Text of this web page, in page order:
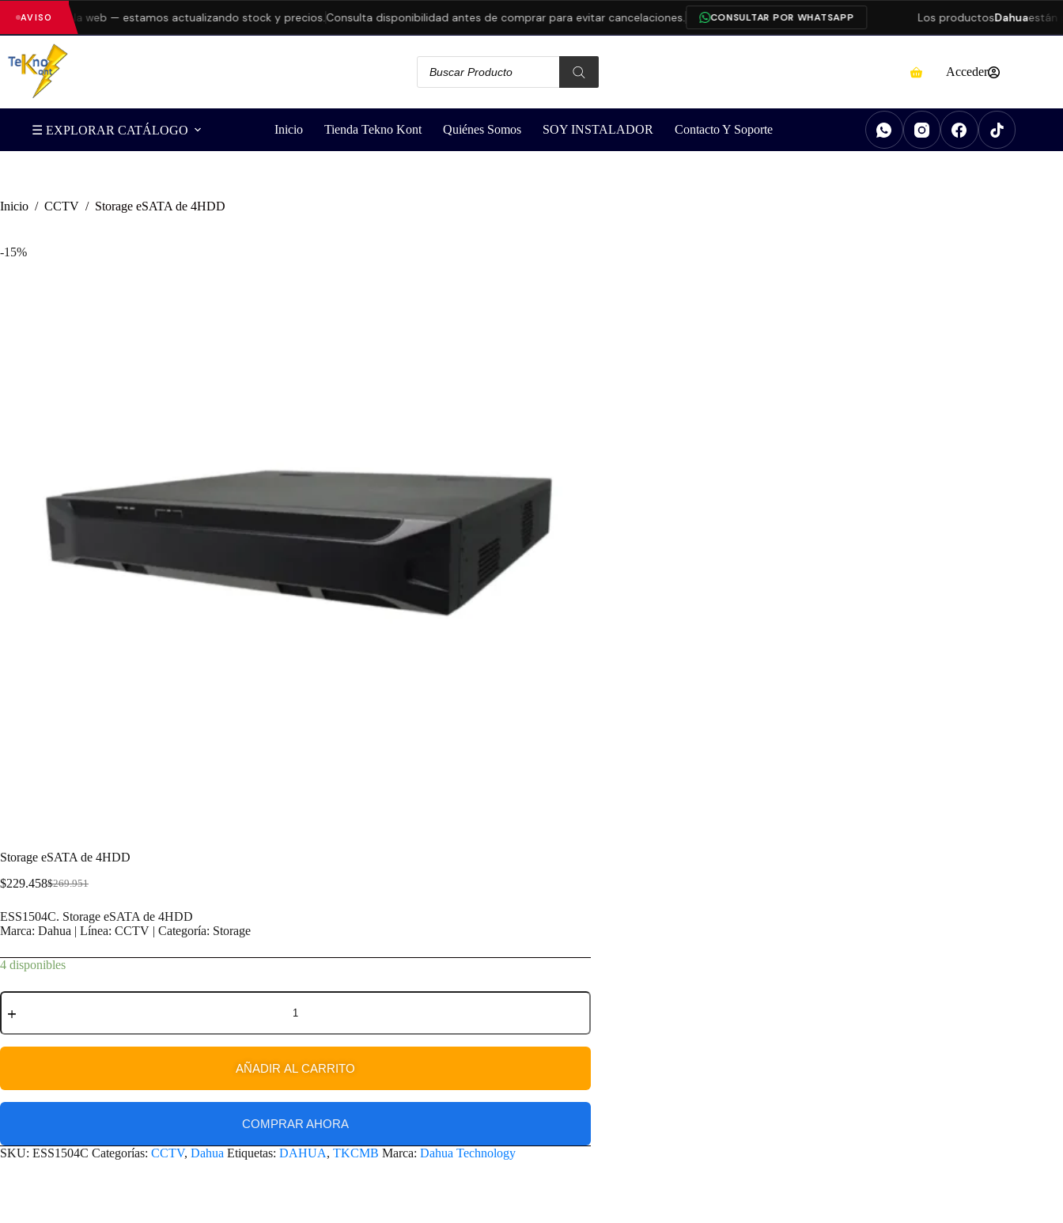
AVISOen la web — estamos actualizando stock y precios.Consulta disponibilidad antes de comprar para evitar cancelaciones. CONSULTAR POR WHATSAPP Los productosDahuaestán
Acceder
☰ EXPLORAR CATÁLOGO Inicio Tienda Tekno Kont Quiénes Somos SOY INSTALADOR Contacto Y Soporte
Inicio / CCTV / Storage eSATA de 4HDD
-15%
Storage eSATA de 4HDD
$269.951
$229.458
ESS1504C. Storage eSATA de 4HDD
Marca: Dahua | Línea: CCTV | Categoría: Storage
4 disponibles
AÑADIR AL CARRITO
COMPRAR AHORA
SKU: ESS1504C Categorías: CCTV, Dahua Etiquetas: DAHUA, TKCMB Marca: Dahua Technology